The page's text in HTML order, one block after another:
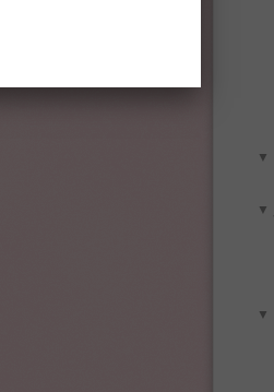
▼
▼
▼